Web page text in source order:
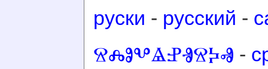
руски - русский -
ⰔⰎⰑⰂⰡⰐⰠⰔⰍⰟ -